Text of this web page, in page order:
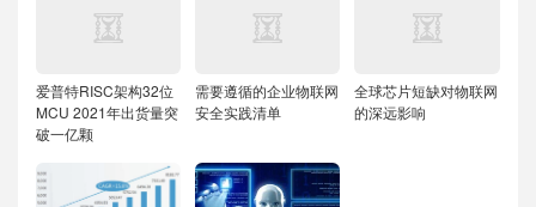
爱普特RISC架构32位
MCU 2021年出货量突
破一亿颗
需要遵循的企业物联网
安全实践清单
全球芯片短缺对物联网
的深远影响